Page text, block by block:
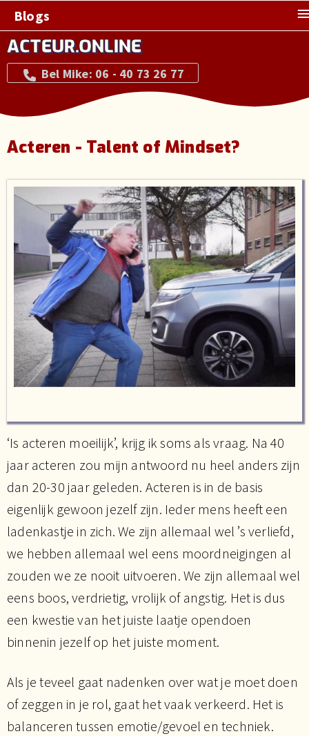
ACTEUR.ONLINE
Bel Mike: 06 - 40 73 26 77
Acteren - Talent of Mindset?
‘Is acteren moeilijk’, krijg ik soms als vraag. Na 40
jaar acteren zou mijn antwoord nu heel anders zijn
dan 20-30 jaar geleden. Acteren is in de basis
eigenlijk gewoon jezelf zijn. Ieder mens heeft een
ladenkastje in zich. We zijn allemaal wel ’s verliefd,
we hebben allemaal wel eens moordneigingen al
zouden we ze nooit uitvoeren. We zijn allemaal wel
eens boos, verdrietig, vrolijk of angstig. Het is dus
een kwestie van het juiste laatje opendoen
binnenin jezelf op het juiste moment.
Als je teveel gaat nadenken over wat je moet doen
of zeggen in je rol, gaat het vaak verkeerd. Het is
balanceren tussen emotie/gevoel en techniek.
Blogs